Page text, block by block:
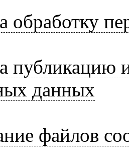
обработку
публикацию
данных
файлов